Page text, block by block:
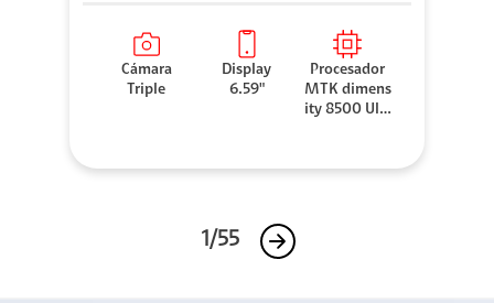
Cámara
Triple
Display
6.59"
Procesador
MTK dimens
ity 8500 Ultr
1/55